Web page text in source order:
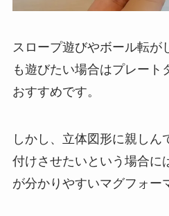
スロープ遊びやボール転が
も遊びたい場合はプレート
おすすめです。
しかし、立体図形に親しん
付けさせたいという場合に
が分かりやすいマグフォー